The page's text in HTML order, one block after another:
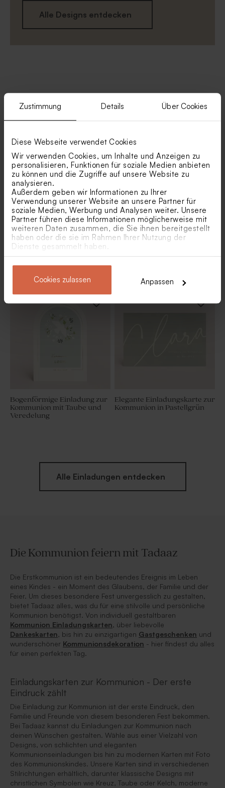
Zustimmung Details Über Cookies
Diese Webseite verwendet Cookies
Wir verwenden Cookies, um Inhalte und Anzeigen zu
personalisieren, Funktionen für soziale Medien anbieten
zu können und die Zugriffe auf unsere Website zu
analysieren.
Außerdem geben wir Informationen zu Ihrer
Verwendung unserer Website an unsere Partner für
soziale Medien, Werbung und Analysen weiter. Unsere
Partner führen diese Informationen möglicherweise mit
weiteren Daten zusammen, die Sie ihnen bereitgestellt
haben oder die sie im Rahmen Ihrer Nutzung der
Dienste gesammelt haben.
Cookies zulassen Anpassen
Alle Designs entdecken
Newsflash.
Entdecke unsere neuesten Designs.
Boarding Pass Einladung zur
Kommunion mit Foto
Einladungskarte zur
Bogenförmige Einladung zur
Kommunion mit Taube und
Veredelung
Elegante Einladungskarte zur
Kommunion in Pastellgrün
Alle Einladungen entdecken
Die Kommunion feiern mit Tadaaz
Die Erstkommunion ist ein bedeutendes Ereignis im Leben
eines Kindes - ein Moment des Glaubens, der Familie und der
Feier. Um dieses besondere Fest unvergesslich zu gestalten,
bietet Tadaaz alles, was du für eine stilvolle und persönliche
Kommunion benötigst. Von individuell gestaltbaren
Kommunion Einladungskarten, über liebevolle
Dankeskarten, bis hin zu einzigartigen Gastgeschenken und
wunderschöner Kommunionsdekoration - hier findest du alles
für einen perfekten Tag.
Einladungskarten zur Kommunion - Der erste
Eindruck zählt
Die Einladung zur Kommunion ist der erste Eindruck, den
Familie und Freunde von diesem besonderen Fest bekommen.
Bei Tadaaz kannst du Einladungen zur Kommunion nach
deinen Wünschen gestalten. Wähle aus einer Vielzahl von
Designs, von schlichten und eleganten
Kommunionseinladungen bis hin zu modernen Karten mit Foto
des Kommunionskindes. Unsere Karten sind in verschiedenen
Stilrichtungen erhältlich, darunter klassische Designs mit
christlichen Symbolen wie Kreuz, Taube oder Kelch, moderne